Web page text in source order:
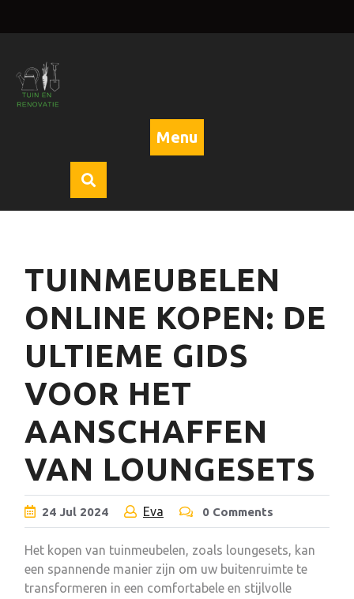
Menu
TUINMEUBELEN
ONLINE KOPEN: DE
ULTIEME GIDS
VOOR HET
AANSCHAFFEN
VAN LOUNGESETS
24 Jul 2024 Eva 0 Comments
Het kopen van tuinmeubelen, zoals loungesets, kan
een spannende manier zijn om uw buitenruimte te
transformeren in een comfortabele en stijlvolle